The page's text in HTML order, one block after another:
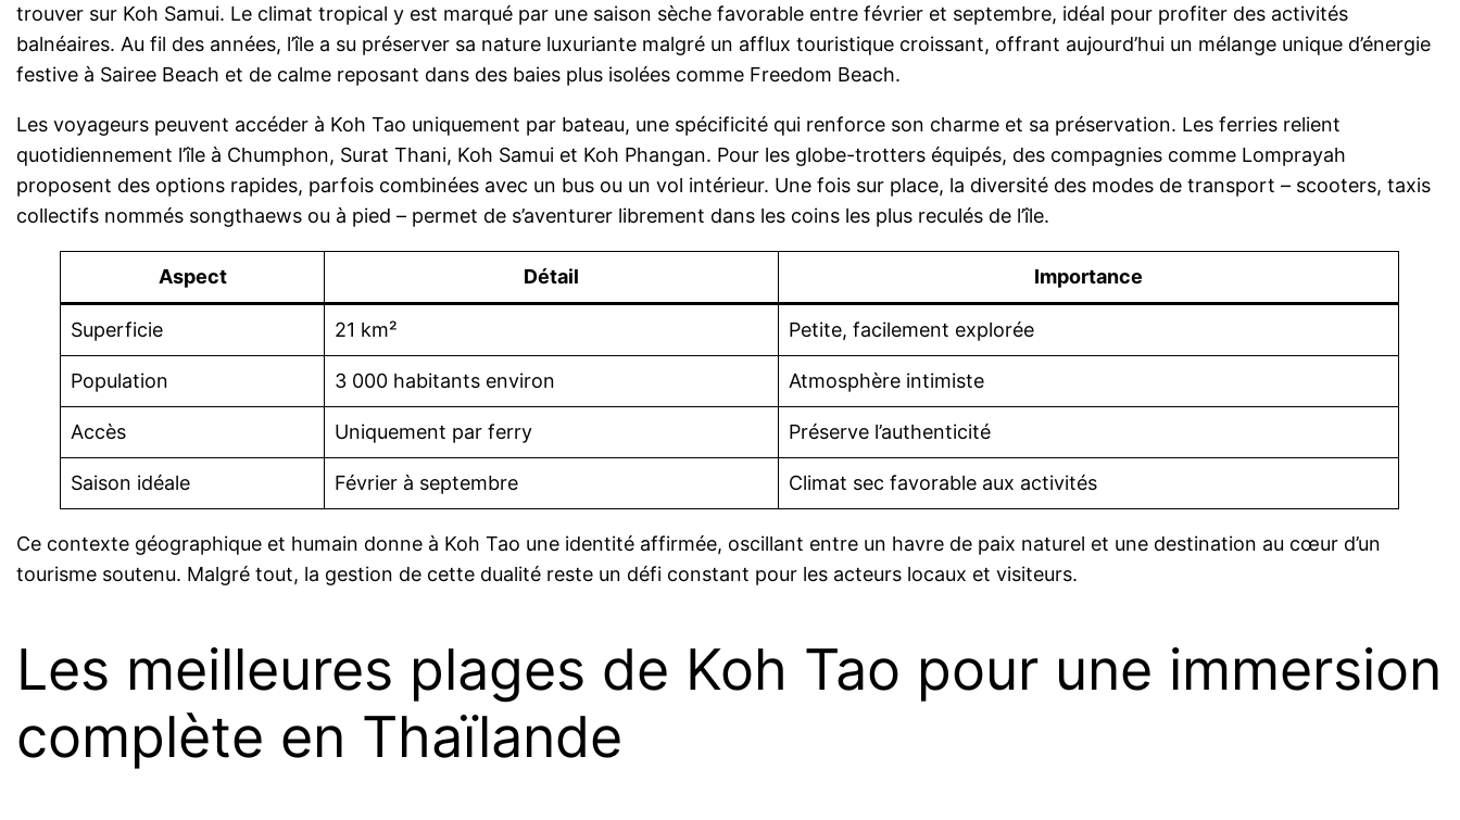
trouver sur Koh Samui. Le climat tropical y est marqué par une saison sèche favorable entre février et septembre, idéal pour profiter des activités
balnéaires. Au fil des années, l’île a su préserver sa nature luxuriante malgré un afflux touristique croissant, offrant aujourd’hui un mélange unique d’énergie
festive à Sairee Beach et de calme reposant dans des baies plus isolées comme Freedom Beach.
Les voyageurs peuvent accéder à Koh Tao uniquement par bateau, une spécificité qui renforce son charme et sa préservation. Les ferries relient
quotidiennement l’île à Chumphon, Surat Thani, Koh Samui et Koh Phangan. Pour les globe-trotters équipés, des compagnies comme Lomprayah
proposent des options rapides, parfois combinées avec un bus ou un vol intérieur. Une fois sur place, la diversité des modes de transport – scooters, taxis
collectifs nommés songthaews ou à pied – permet de s’aventurer librement dans les coins les plus reculés de l’île.
Aspect Détail Importance
Superficie 21 km² Petite, facilement explorée
Population 3 000 habitants environ Atmosphère intimiste
Accès Uniquement par ferry Préserve l’authenticité
Saison idéale Février à septembre Climat sec favorable aux activités
Ce contexte géographique et humain donne à Koh Tao une identité affirmée, oscillant entre un havre de paix naturel et une destination au cœur d’un
tourisme soutenu. Malgré tout, la gestion de cette dualité reste un défi constant pour les acteurs locaux et visiteurs.
Les meilleures plages de Koh Tao pour une immersion
complète en Thaïlande